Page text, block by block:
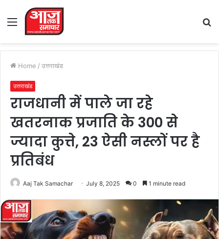
Menu
Home / उत्तराखंड
उत्तराखंड
राजधानी में पाले जा रहे
खतरनाक प्रजाति के 300 से
ज्यादा कुत्ते, 23 ऐसी नस्लों पर है
प्रतिबंध
Aaj Tak Samachar July 8, 2025 0 1 minute read